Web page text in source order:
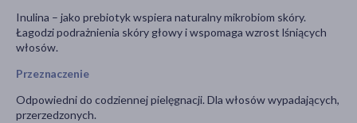
Inulina – jako prebiotyk wspiera naturalny mikrobiom skóry.
Łagodzi podrażnienia skóry głowy i wspomaga wzrost lśniących
włosów.
Przeznaczenie
Odpowiedni do codziennej pielęgnacji. Dla włosów wypadających,
przerzedzonych.